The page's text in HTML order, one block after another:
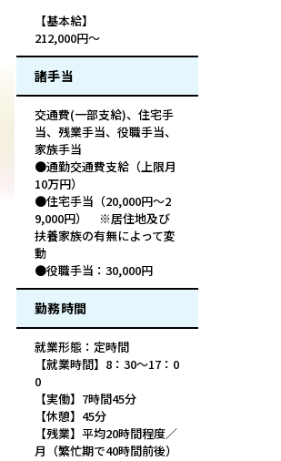
【基本給】
212,000円～
諸手当
交通費(一部支給)、住宅手
当、残業手当、役職手当、
家族手当
●通勤交通費支給（上限月
10万円）
●住宅手当（20,000円～2
9,000円） ※居住地及び
扶養家族の有無によって変
動
●役職手当：30,000円
勤務時間
就業形態：定時間
【就業時間】8：30～17：0
0
【実働】7時間45分
【休憩】45分
【残業】平均20時間程度／
月（繁忙期で40時間前後）